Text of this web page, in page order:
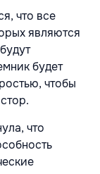
что все
являются
будет
чтобы
что